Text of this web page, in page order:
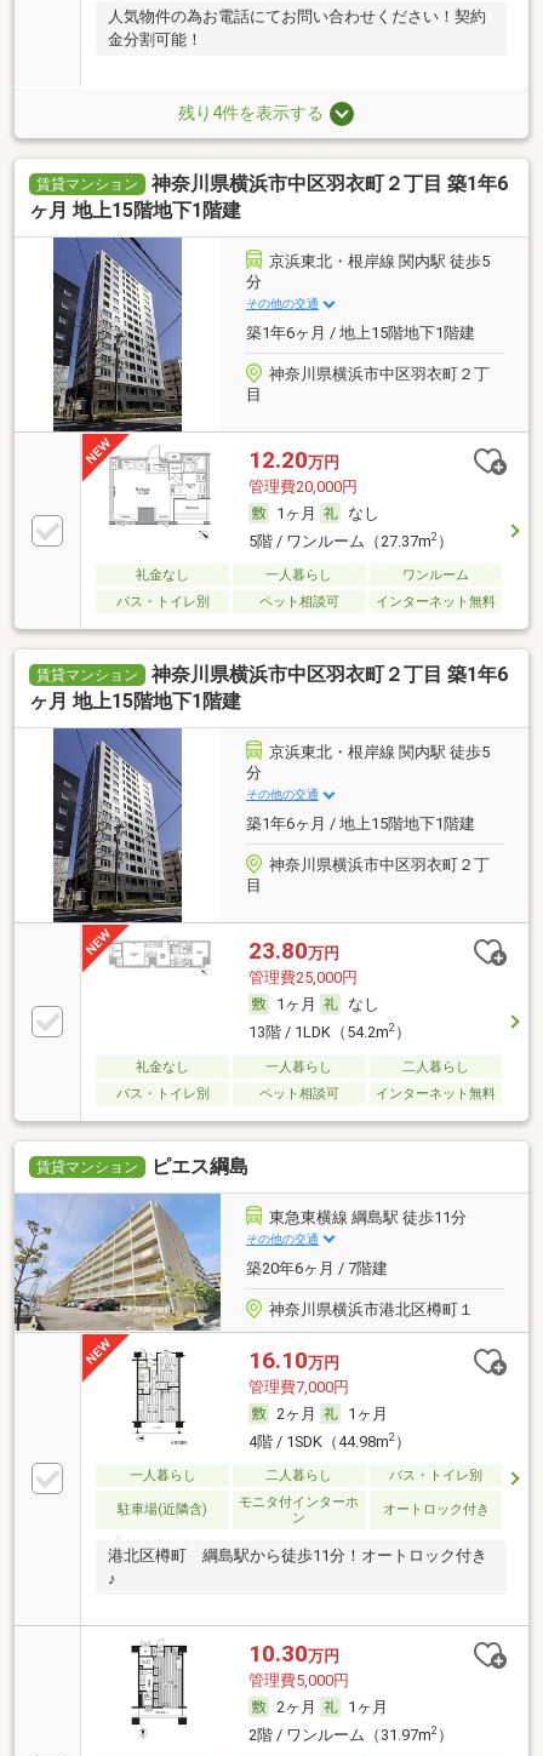
人気物件の為お電話にてお問い合わせください！契約
金分割可能！
残り4件を表示する
賃貸マンション
神奈川県横浜市中区羽衣町２丁目 築1年6
ヶ月 地上15階地下1階建
京浜東北・根岸線 関内駅 徒歩5
分
その他の交通
築1年6ヶ月 / 地上15階地下1階建
神奈川県横浜市中区羽衣町２丁
目
12.20万円
管理費20,000円
1ヶ月
なし
5階 / ワンルーム（27.37m2）
礼金なし 一人暮らし
ワンルーム
バス・トイレ別
ペット相談可 インターネット無料
賃貸マンション
神奈川県横浜市中区羽衣町２丁目 築1年6
ヶ月 地上15階地下1階建
京浜東北・根岸線 関内駅 徒歩5
分
その他の交通
築1年6ヶ月 / 地上15階地下1階建
神奈川県横浜市中区羽衣町２丁
目
23.80万円
管理費25,000円
1ヶ月
なし
13階 / 1LDK（54.2m2）
礼金なし 一人暮らし
二人暮らし
バス・トイレ別
ペット相談可 インターネット無料
賃貸マンション ピエス綱島
東急東横線 綱島駅 徒歩11分
その他の交通
築20年6ヶ月 / 7階建
神奈川県横浜市港北区樽町１
16.10万円
管理費7,000円
2ヶ月
1ヶ月
4階 / 1SDK（44.98m2）
一人暮らし 二人暮らし バス・トイレ別
駐車場(近隣含)
モニタ付インターホ
ン
オートロック付き
港北区樽町 綱島駅から徒歩11分！オートロック付き
♪
10.30万円
管理費5,000円
2ヶ月
1ヶ月
2階 / ワンルーム（31.97m2）